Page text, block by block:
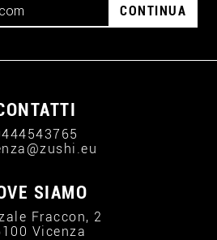
CONTINUA
SIAMO
Fraccon, 2
Vicenza